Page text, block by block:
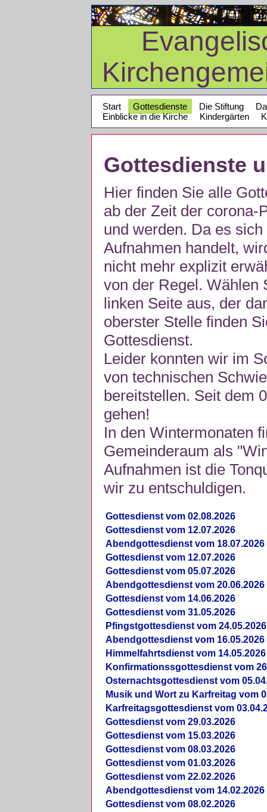
Start Gottesdienste Die Stiftung
Einblicke in die Kirche
Kindergärten
Gottesdienste
Hier finden Sie alle
ab der Zeit der corona-
und werden. Da es
Aufnahmen handelt,
nicht mehr explizit
von der Regel. Wählen
linken Seite aus, der
oberster Stelle finden
Gottesdienst.
Leider konnten wir im
von technischen
bereitstellen. Seit dem
gehen!
In den Wintermonaten
Gemeinderaum als
Aufnahmen ist die
wir zu entschuldigen.
Gottesdienst vom 02.08.2026
Gottesdienst vom 12.07.2026
Abendgottesdienst vom 18.07.2026
Gottesdienst vom 12.07.2026
Gottesdienst vom 05.07.2026
Abendgottesdienst vom 20.06.2026
Gottesdienst vom 14.06.2026
Gottesdienst vom 31.05.2026
Pfingstgottesdienst vom 24.05.2026
Abendgottesdienst vom 16.05.2026
Himmelfahrtsdienst vom 14.05.2026
Konfirmationssgottesdienst vom
Osternachtsgottesdienst vom
Musik und Wort zu Karfreitag vom
Karfreitagsgottesdienst vom
Gottesdienst vom 29.03.2026
Gottesdienst vom 15.03.2026
Gottesdienst vom 08.03.2026
Gottesdienst vom 01.03.2026
Gottesdienst vom 22.02.2026
Abendgottesdienst vom 14.02.2026
Gottesdienst vom 08.02.2026